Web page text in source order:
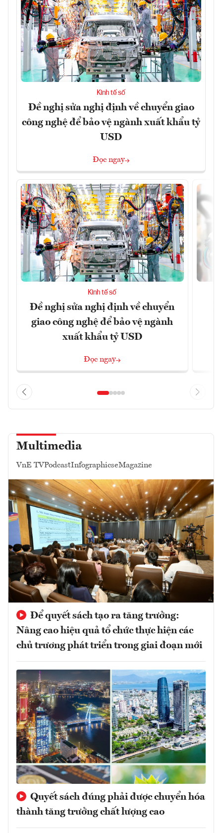
Kinh tế số
Đề nghị sửa nghị định về chuyển giao
công nghệ để bảo vệ ngành xuất khẩu tỷ
USD
Đọc ngay
Kinh tế số
Đề nghị sửa nghị định về chuyển
giao công nghệ để bảo vệ ngành
xuất khẩu tỷ USD
Đọc ngay
Multimedia
VnE TVPodcastInfographicseMagazine
Để quyết sách tạo ra tăng trưởng:
Nâng cao hiệu quả tổ chức thực hiện các
chủ trương phát triển trong giai đoạn mới
Quyết sách đúng phải được chuyển hóa
thành tăng trưởng chất lượng cao